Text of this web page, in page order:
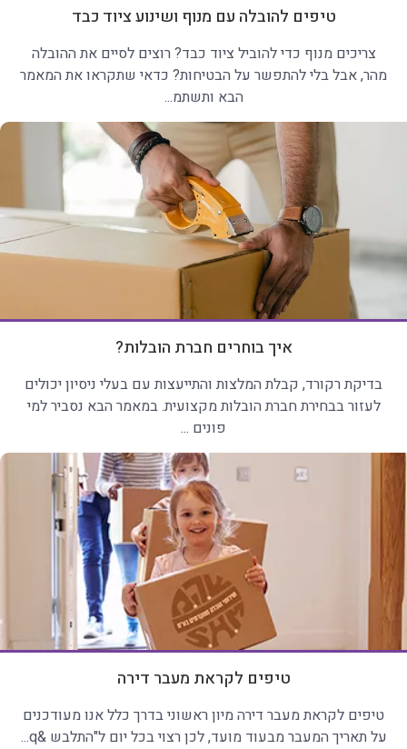
טיפים להובלה עם מנוף ושינוע ציוד כבד
צריכים מנוף כדי להוביל ציוד כבד? רוצים לסיים את ההובלה
מהר, אבל בלי להתפשר על הבטיחות? כדאי שתקראו את המאמר
הבא ותשתמ...
איך בוחרים חברת הובלות?
בדיקת רקורד, קבלת המלצות והתייעצות עם בעלי ניסיון יכולים
לעזור בבחירת חברת הובלות מקצועית. במאמר הבא נסביר למי
פונים ...
טיפים לקראת מעבר דירה
טיפים לקראת מעבר דירה מיון ראשוני בדרך כלל אנו מעודכנים
על תאריך המעבר מבעוד מועד, לכן רצוי בכל יום ל"התלבש &q...